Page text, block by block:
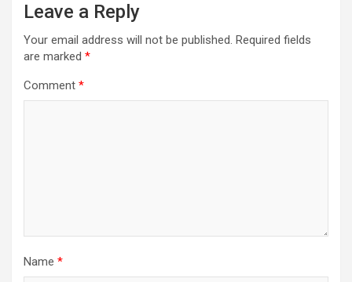
Leave a Reply
Your email address will not be published. Required fields
are marked *
Comment *
Name *